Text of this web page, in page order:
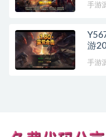
手游
游
手游